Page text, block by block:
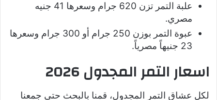
علبة التمر تزن 620 جرام وسعرها 41 جنيه
مصري.
عبوة التمر بوزن 250 جرام أو 300 جرام وسعرها
23 جنيهاً مصرياً.
اسعار التمر المجدول 2026
لكل عشاق التمر المجدول، قمنا بالبحث حتى جمعنا